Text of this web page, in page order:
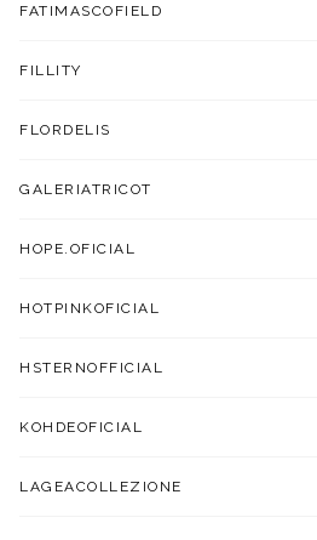
FATIMASCOFIELD
FILLITY
FLORDELIS
GALERIATRICOT
HOPE.OFICIAL
HOTPINKOFICIAL
HSTERNOFFICIAL
KOHDEOFICIAL
LAGEACOLLEZIONE